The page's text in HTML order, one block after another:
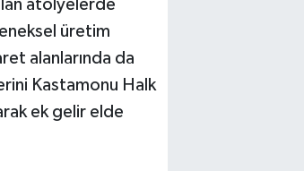
atölyelerde
üretim
alanlarında da
Kastamonu Halk
ek gelir elde